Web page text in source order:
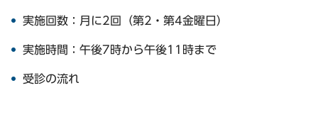
実施回数：月に2回（第2・第4金曜日）
実施時間：午後7時から午後11時まで
受診の流れ